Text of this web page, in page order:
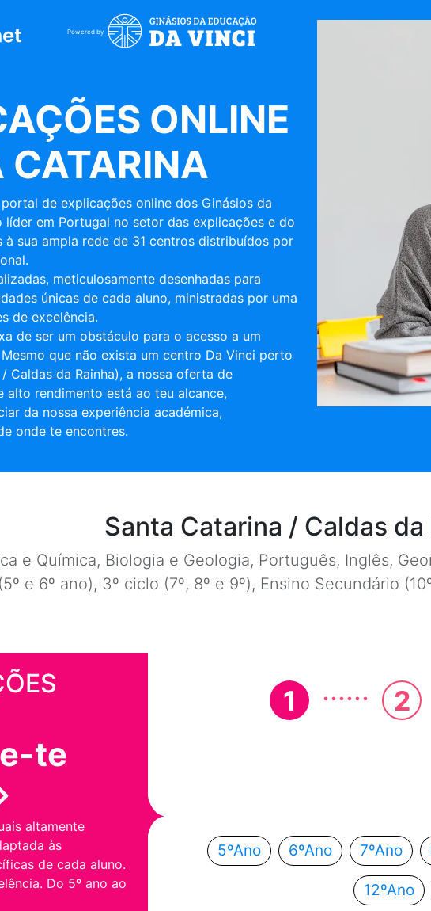
Powered by
ONLINE
CATARINA
portal de explicações online dos Ginásios da
líder em Portugal no setor das explicações e do
à sua ampla rede de 31 centros distribuídos por
meticulosamente desenhadas para
únicas de cada aluno, ministradas por uma
de excelência.
de ser um obstáculo para o acesso a um
que não exista um centro Da Vinci perto
Caldas da Rainha), a nossa oferta de
alto rendimento está ao teu alcance,
da nossa experiência académica,
onde te encontres.
Santa Catarina / Caldas da
e Química, Biologia e Geologia, Português, Inglês,
e 6º ano), 3º ciclo (7º, 8º e 9º), Ensino Secundário
te
altamente
às
de cada aluno.
Do 5º ano ao
1 ...... 2
5ºAno 6ºAno 7ºAno
12ºAno